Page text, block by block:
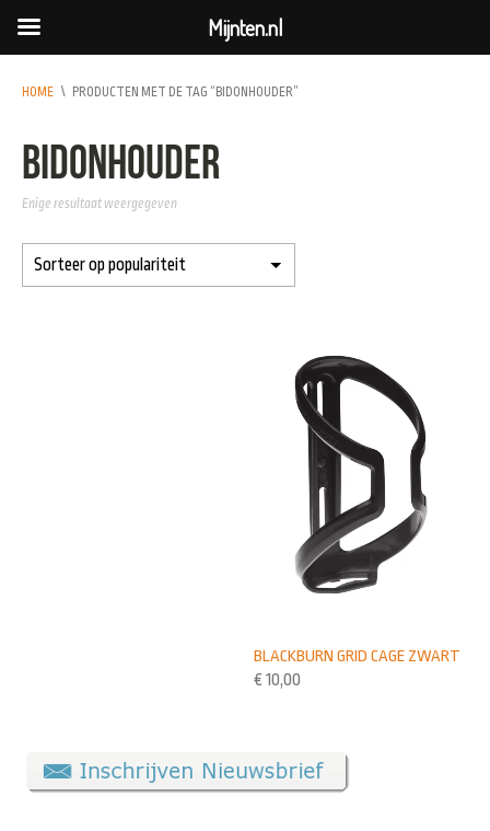
HOME \ PRODUCTEN MET DE TAG “BIDONHOUDER”
bidonhouder
Enige resultaat weergegeven
BLACKBURN GRID CAGE ZWART
€ 10,00
Mijnten.nl